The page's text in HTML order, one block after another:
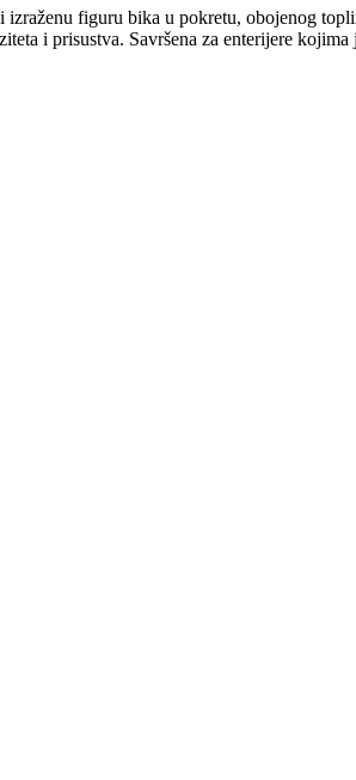
figuru bika u pokretu, obojenog
i prisustva. Savršena za enterijere